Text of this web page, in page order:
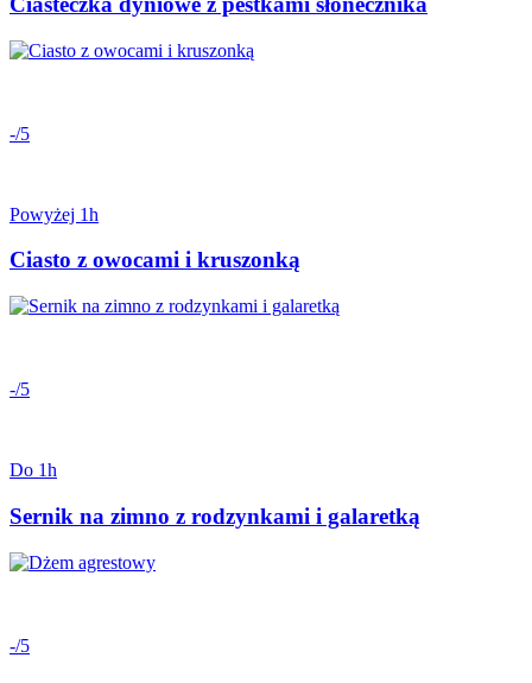
-/5
Powyżej 1h
Ciasto z owocami i kruszonką
-/5
Do 1h
Sernik na zimno z rodzynkami i galaretką
-/5